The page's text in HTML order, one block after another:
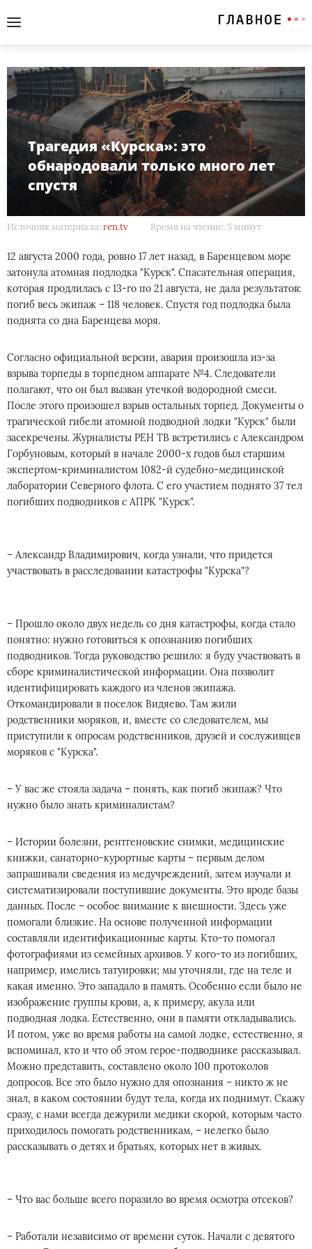
Трагедия «Курска»: это
обнародовали только много лет
спустя
Источник материала: ren.tv Время на чтение: 5 минут
12 августа 2000 года, ровно 17 лет назад, в Баренцевом море
затонула атомная подлодка "Курск". Спасательная операция,
которая продлилась с 13-го по 21 августа, не дала результатов:
погиб весь экипаж – 118 человек. Спустя год подлодка была
поднята со дна Баренцева моря.
Согласно официальной версии, авария произошла из-за
взрыва торпеды в торпедном аппарате №4. Следователи
полагают, что он был вызван утечкой водородной смеси.
После этого произошел взрыв остальных торпед. Документы о
трагической гибели атомной подводной лодки "Курск" были
засекречены. Журналисты РЕН ТВ встретились с Александром
Горбуновым, который в начале 2000-х годов был старшим
экспертом-криминалистом 1082-й судебно-медицинской
лаборатории Северного флота. С его участием поднято 37 тел
погибших подводников с АПРК "Курск".
– Александр Владимирович, когда узнали, что придется
участвовать в расследовании катастрофы "Курска"?
– Прошло около двух недель со дня катастрофы, когда стало
понятно: нужно готовиться к опознанию погибших
подводников. Тогда руководство решило: я буду участвовать в
сборе криминалистической информации. Она позволит
идентифицировать каждого из членов экипажа.
Откомандировали в поселок Видяево. Там жили
родственники моряков, и, вместе со следователем, мы
приступили к опросам родственников, друзей и сослуживцев
моряков с "Курска".
– У вас же стояла задача – понять, как погиб экипаж? Что
нужно было знать криминалистам?
– Истории болезни, рентгеновские снимки, медицинские
книжки, санаторно-курортные карты – первым делом
запрашивали сведения из медучреждений, затем изучали и
систематизировали поступившие документы. Это вроде базы
данных. После – особое внимание к внешности. Здесь уже
помогали близкие. На основе полученной информации
составляли идентификационные карты. Кто-то помогал
фотографиями из семейных архивов. У кого-то из погибших,
например, имелись татуировки; мы уточняли, где на теле и
какая именно. Это западало в память. Особенно если было не
изображение группы крови, а, к примеру, акула или
подводная лодка. Естественно, они в памяти откладывались.
И потом, уже во время работы на самой лодке, естественно, я
вспоминал, кто и что об этом герое-подводнике рассказывал.
Можно представить, составлено около 100 протоколов
допросов. Все это было нужно для опознания – никто ж не
знал, в каком состоянии будут тела, когда их поднимут. Скажу
сразу, с нами всегда дежурили медики скорой, которым часто
приходилось помогать родственникам, – нелегко было
рассказывать о детях и братьях, которых нет в живых.
– Что вас больше всего поразило во время осмотра отсеков?
– Работали независимо от времени суток. Начали с девятого